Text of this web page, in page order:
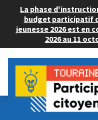
La phase
budget participatif
jeunesse 2026 est en
2026 au 11
Budget Participatif
💡 Consulter les projets